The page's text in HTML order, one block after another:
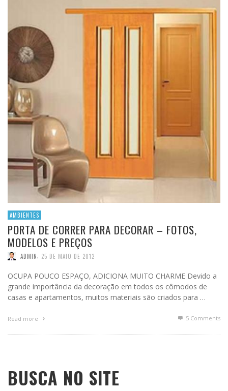
AMBIENTES
PORTA DE CORRER PARA DECORAR – FOTOS,
MODELOS E PREÇOS
ADMIN 25 DE MAIO DE 2012
OCUPA POUCO ESPAÇO, ADICIONA MUITO CHARME Devido a
grande importância da decoração em todos os cômodos de
casas e apartamentos, muitos materiais são criados para …
Read more 5 Comments
BUSCA NO SITE